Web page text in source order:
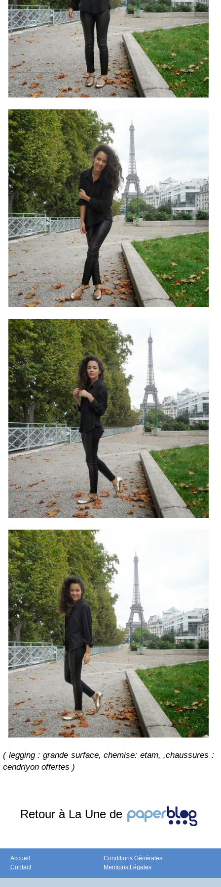
( legging : grande surface, chemise: etam, ,chaussures :
cendriyon offertes )
Retour à La Une de
Accueil
Contact
Conditions Générales
Mentions Légales